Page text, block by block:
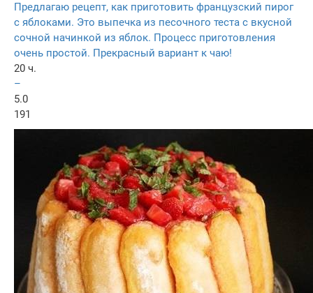
Предлагаю рецепт, как приготовить французский пирог
с яблоками. Это выпечка из песочного теста с вкусной
сочной начинкой из яблок. Процесс приготовления
очень простой. Прекрасный вариант к чаю!
20 ч.
–
5.0
191